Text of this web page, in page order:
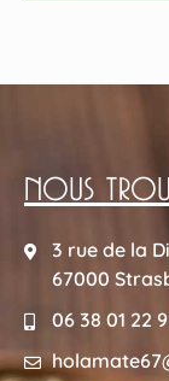
NOUS
3 rue de la
67000
06 38 01 22